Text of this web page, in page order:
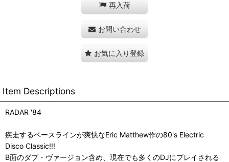
再入荷
お問い合わせ
お気に入り登録
Item Descriptions
RADAR '84
疾走するベースラインが爽快なEric Matthew作の80's Electric
Disco Classic!!!
B面のダブ・ヴァージョン含め、現在でも多くのDJにプレイされる